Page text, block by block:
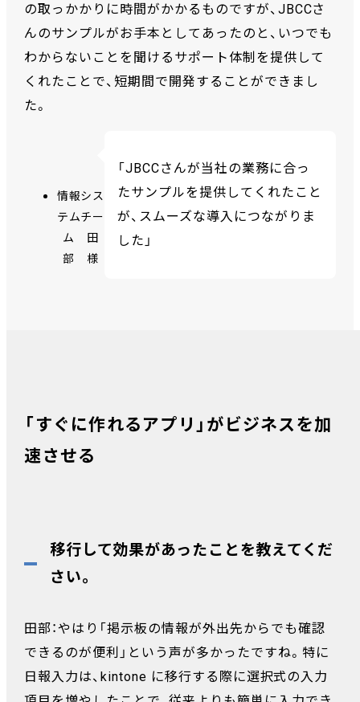
の取っかかりに時間がかかるものですが、JBCCさ
んのサンプルがお手本としてあったのと、いつでも
わからないことを聞けるサポート体制を提供して
くれたことで、短期間で開発することができまし
た。
情報シス
テムチー
ム 田
部 様
「JBCCさんが当社の業務に合っ
たサンプルを提供してくれたこと
が、スムーズな導入につながりま
した」
「すぐに作れるアプリ」がビジネスを加
速させる
移行して効果があったことを教えてくだ
さい。
田部：やはり「掲示板の情報が外出先からでも確認
できるのが便利」という声が多かったですね。特に
日報入力は、kintone に移行する際に選択式の入力